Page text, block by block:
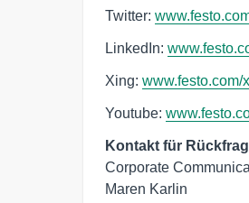
Twitter:
LinkedIn:
Xing: www.festo.com/
Youtube:
Kontakt für
Corporate
Maren Karlin